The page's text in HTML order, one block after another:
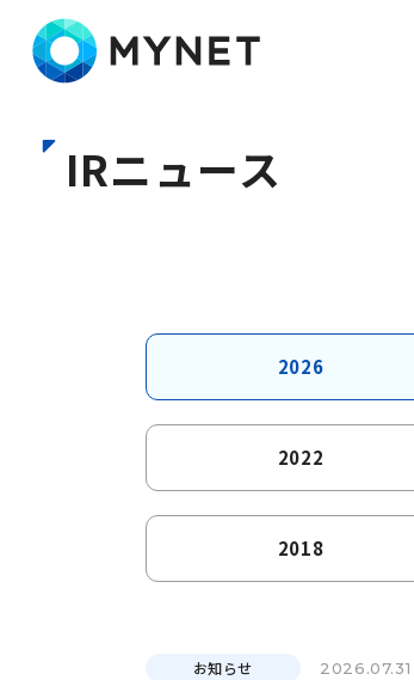
IRニュース
2026
2022
2018
お知らせ 2026.07.31